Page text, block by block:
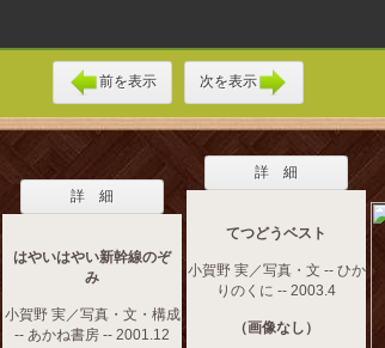
前を表示 次を表示
詳 細
はやいはやい新幹線のぞ
み
小賀野 実／写真・文・構成
-- あかね書房 -- 2001.12
詳 細
てつどうベスト
小賀野 実／写真・文 -- ひか
りのくに -- 2003.4
（画像なし）